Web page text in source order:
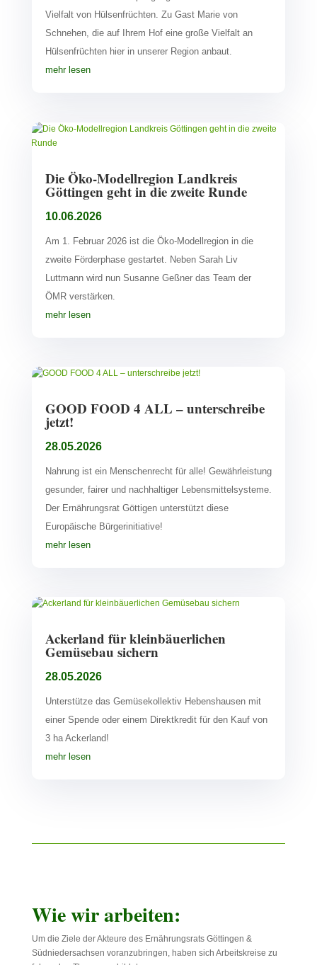
Vielfalt von Hülsenfrüchten. Zu Gast Marie von
Schnehen, die auf Ihrem Hof eine große Vielfalt an
Hülsenfrüchten hier in unserer Region anbaut.
mehr lesen
Die Öko-Modellregion Landkreis
Göttingen geht in die zweite Runde
10.06.2026
Am 1. Februar 2026 ist die Öko-Modellregion in die
zweite Förderphase gestartet. Neben Sarah Liv
Luttmann wird nun Susanne Geßner das Team der
ÖMR verstärken.
mehr lesen
GOOD FOOD 4 ALL – unterschreibe
jetzt!
28.05.2026
Nahrung ist ein Menschenrecht für alle! Gewährleistung
gesunder, fairer und nachhaltiger Lebensmittelsysteme.
Der Ernährungsrat Göttigen unterstützt diese
Europäische Bürgerinitiative!
mehr lesen
Ackerland für kleinbäuerlichen
Gemüsebau sichern
28.05.2026
Unterstütze das Gemüsekollektiv Hebenshausen mit
einer Spende oder einem Direktkredit für den Kauf von
3 ha Ackerland!
mehr lesen
Wie wir arbeiten:
Um die Ziele der Akteure des Ernährungsrats Göttingen &
Südniedersachsen voranzubringen, haben sich Arbeitskreise zu